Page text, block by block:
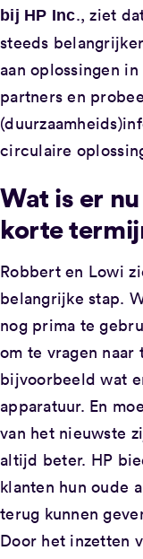
bij HP Inc., ziet
steeds
aan oplossingen
partners en
circulaire
Wat is er
korte
Robbert en Lowi
belangrijke stap.
nog prima te
om te vragen
bijvoorbeeld wat
apparatuur. En
van het nieuwste
altijd beter. HP
klanten hun oude
terug kunnen
Door het inzetten